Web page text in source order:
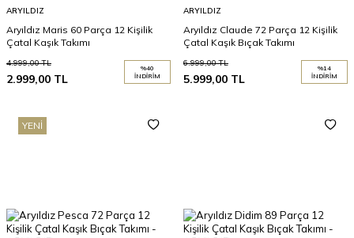
ARYILDIZ
Aryıldız Maris 60 Parça 12 Kişilik
Çatal Kaşık Takımı
4.999,00TL
2.999,00 TL
%40
İNDIRIM
ARYILDIZ
Aryıldız Claude 72 Parça 12 Kişilik
Çatal Kaşık Bıçak Takımı
6.999,00TL
5.999,00 TL
%14
İNDIRIM
YENI